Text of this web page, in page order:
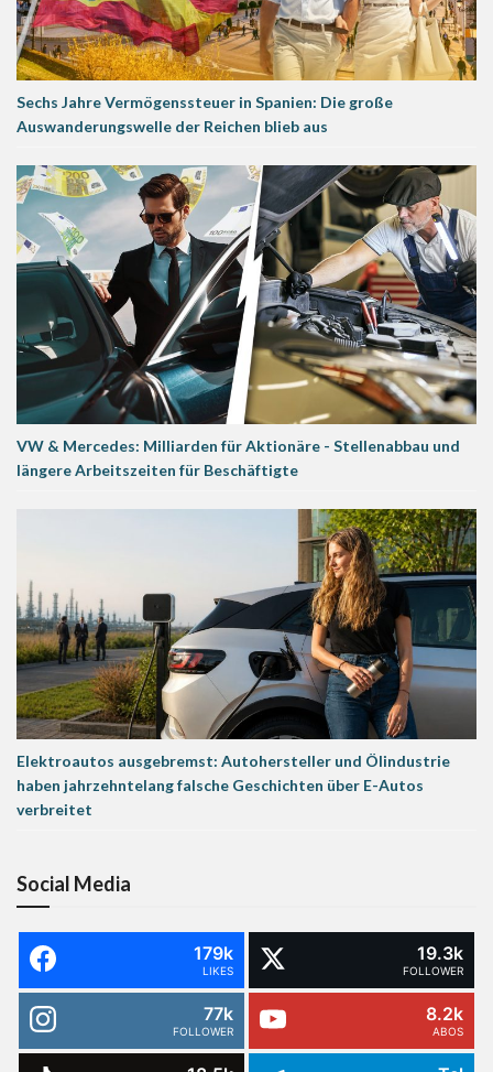
Sechs Jahre Vermögenssteuer in Spanien: Die große
Auswanderungswelle der Reichen blieb aus
VW & Mercedes: Milliarden für Aktionäre - Stellenabbau und
längere Arbeitszeiten für Beschäftigte
Elektroautos ausgebremst: Autohersteller und Ölindustrie
haben jahrzehntelang falsche Geschichten über E-Autos
verbreitet
Social Media
179k
LIKES
19.3k
FOLLOWER
77k
FOLLOWER
8.2k
ABOS